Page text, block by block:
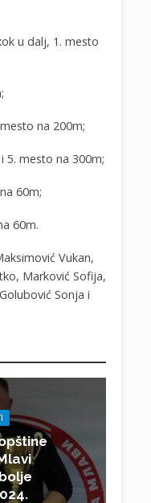
u dalj, 1. mesto
na 200m;
5. mesto na 300m;
60m;
60m.
Vukan,
Marković Sofija,
Sonja i